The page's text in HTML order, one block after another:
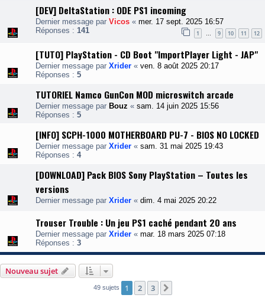
[DEV] DeltaStation : ODE PS1 incoming
Dernier message par Vicos « mer. 17 sept. 2025 16:57
Réponses : 141 1 … 9 10 11 12
[TUTO] PlayStation - CD Boot "ImportPlayer Light - JAP"
Dernier message par Xrider « ven. 8 août 2025 20:17
Réponses : 5
TUTORIEL Namco GunCon MOD microswitch arcade
Dernier message par Bouz « sam. 14 juin 2025 15:56
Réponses : 5
[INFO] SCPH-1000 MOTHERBOARD PU-7 - BIOS NO LOCKED
Dernier message par Xrider « sam. 31 mai 2025 19:43
Réponses : 4
[DOWNLOAD] Pack BIOS Sony PlayStation – Toutes les
versions
Dernier message par Xrider « dim. 4 mai 2025 20:22
Trouser Trouble : Un jeu PS1 caché pendant 20 ans
Dernier message par Xrider « mar. 18 mars 2025 07:18
Réponses : 3
Nouveau sujet
49 sujets 1 2 3